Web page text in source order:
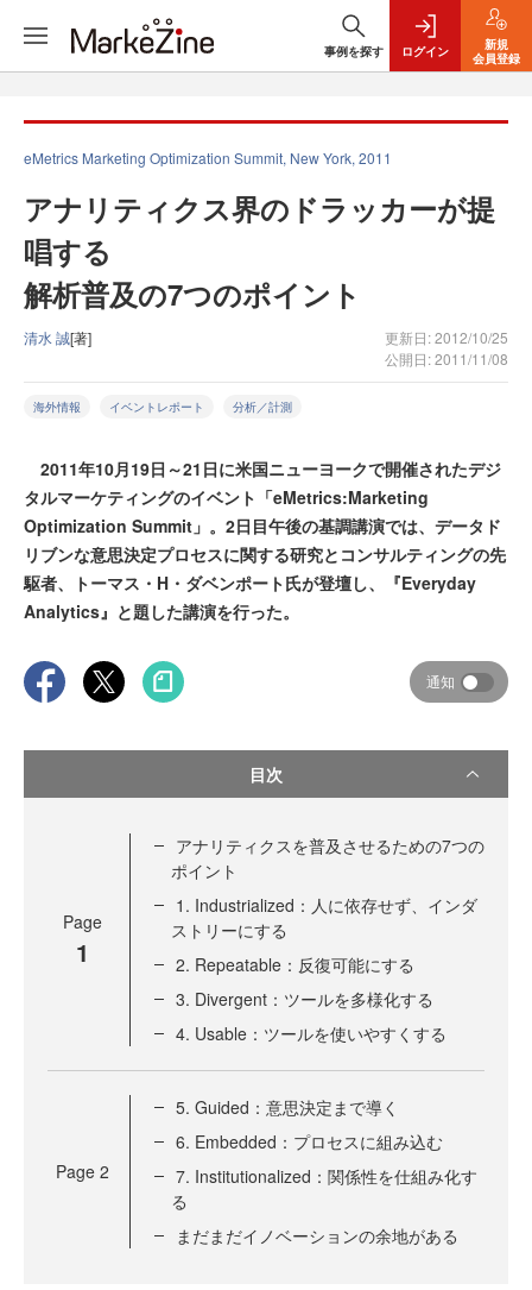
事例を探す ログイン
新規
会員登録
eMetrics Marketing Optimization Summit, New York, 2011
アナリティクス界のドラッカーが提
唱する
解析普及の7つのポイント
清水 誠[著]
更新日: 2012/10/25
公開日: 2011/11/08
海外情報 イベントレポート 分析／計測
2011年10月19日～21日に米国ニューヨークで開催されたデジ
タルマーケティングのイベント「eMetrics:Marketing
Optimization Summit」。2日目午後の基調講演では、データド
リブンな意思決定プロセスに関する研究とコンサルティングの先
駆者、トーマス・H・ダベンポート氏が登壇し、『Everyday
Analytics』と題した講演を行った。
通知
目次
Page
1
アナリティクスを普及させるための7つの
ポイント
1. Industrialized：人に依存せず、インダ
ストリーにする
2. Repeatable：反復可能にする
3. Divergent：ツールを多様化する
4. Usable：ツールを使いやすくする
Page 2
5. Guided：意思決定まで導く
6. Embedded：プロセスに組み込む
7. Institutionalized：関係性を仕組み化す
る
まだまだイノベーションの余地がある